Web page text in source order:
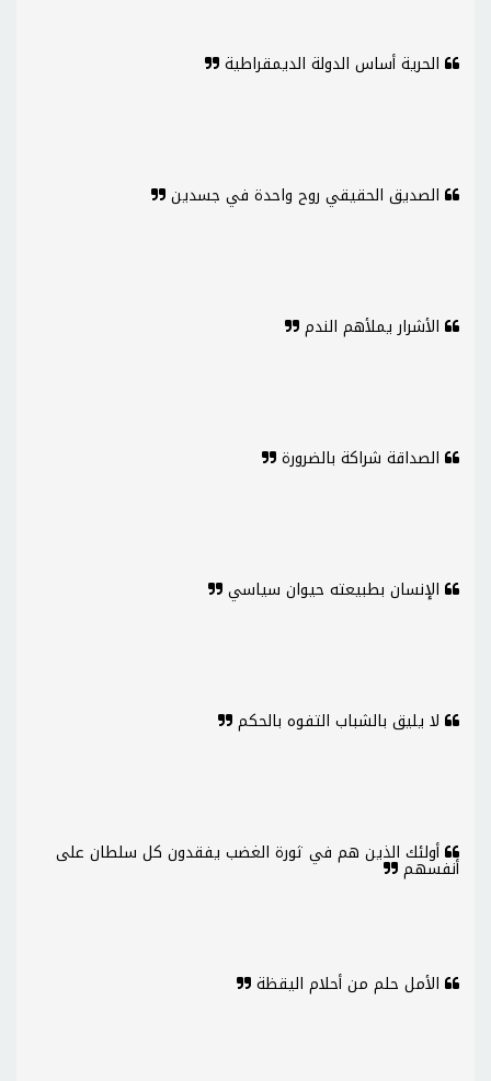
الحرية أساس الدولة الديمقراطية
الصديق الحقيقي روح واحدة في جسدين
الأشرار يملأهم الندم
الصداقة شراكة بالضرورة
الإنسان بطبيعته حيوان سياسي
لا يليق بالشباب التفوه بالحكم
أولئك الذين هم في ثورة الغضب يفقدون كل سلطان على
أنفسهم
الأمل حلم من أحلام اليقظة